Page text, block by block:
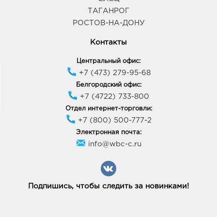
График работы:
9:00 - 19:00
Липецк Милолика Ривьера: руб.
398004, Липецкая обл, г Липецк, ул Катукова, влд.
График работы:
Ст.Оскол Европа: руб.
10:00 - 21:00
ТАГАНРОГ
РОСТОВ-НА-ДОНУ
Контакты
Центральный офис:
+7 (473) 279-95-68
Белгородский офис:
+7 (4722) 733-800
Отдел интернет-торговли:
+7 (800) 500-777-2
Электронная почта:
info@wbc-c.ru
Подпишись, чтобы следить за новинками!